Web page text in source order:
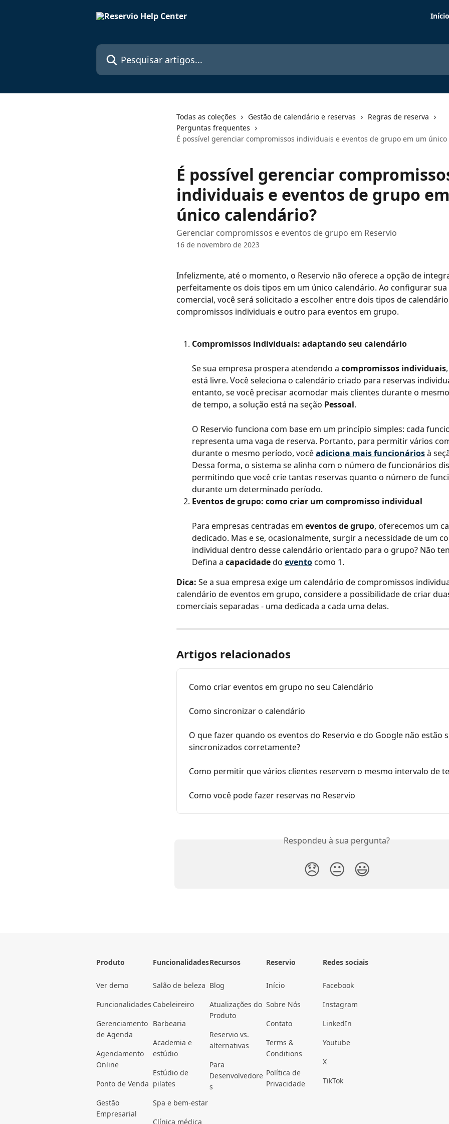
Início
Pesquisar artigos...
Todas as coleções Gestão de calendário e reservas
Regras de reserva
Perguntas frequentes
É possível gerenciar compromissos individuais e eventos de grupo em um único
É possível gerenciar
individuais e eventos de grupo
único calendário?
Gerenciar compromissos e eventos de grupo em Reservio
16 de novembro de 2023
Infelizmente, até o momento, o Reservio não oferece a opção de
perfeitamente os dois tipos em um único calendário. Ao configurar sua
comercial, você será solicitado a escolher entre dois tipos de
compromissos individuais e outro para eventos em grupo.
Compromissos individuais: adaptando seu calendário
Se sua empresa prospera atendendo a compromissos individuais
está livre. Você seleciona o calendário criado para reservas
entanto, se você precisar acomodar mais clientes durante o
de tempo, a solução está na seção Pessoal.
O Reservio funciona com base em um princípio simples: cada
representa uma vaga de reserva. Portanto, para permitir vários
durante o mesmo período, você adiciona mais funcionáriosà
Dessa forma, o sistema se alinha com o número de funcionários
permitindo que você crie tantas reservas quanto o número de
durante um determinado período.
Eventos de grupo: como criar um compromisso individual
Para empresas centradas em eventos de grupo, oferecemos um
dedicado. Mas e se, ocasionalmente, surgir a necessidade de um
individual dentro desse calendário orientado para o grupo? Não
Defina a capacidade do evento como 1.
Dica: Se a sua empresa exige um calendário de compromissos
calendário de eventos em grupo, considere a possibilidade de criar
comerciais separadas - uma dedicada a cada uma delas.
Artigos relacionados
Como criar eventos em grupo no seu Calendário
Como sincronizar o calendário
O que fazer quando os eventos do Reservio e do Google não estão
sincronizados corretamente?
Como permitir que vários clientes reservem o mesmo intervalo de
Como você pode fazer reservas no Reservio
Respondeu à sua pergunta?
😞 😐 😃
Produto
Ver demo
Funcionalidades
Gerenciamento
de Agenda
Agendamento
Online
Ponto de Venda
Gestão
Empresarial
Funcionalidades
Salão de beleza
Cabeleireiro
Barbearia
Academia e
estúdio
Estúdio de
pilates
Spa e bem-estar
Clínica médica
Recursos
Blog
Atualizações do
Produto
Reservio vs.
alternativas
Para
Desenvolvedore
s
Reservio
Início
Sobre Nós
Contato
Terms &
Conditions
Política de
Privacidade
Redes sociais
Facebook
Instagram
LinkedIn
Youtube
X
TikTok